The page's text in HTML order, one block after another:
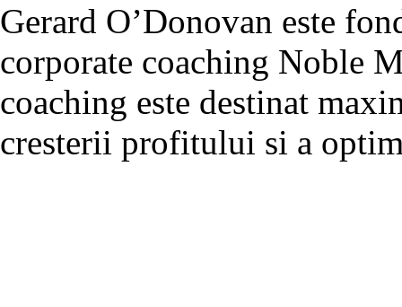
Gerard O’Donovan este
corporate coaching Noble
coaching este destinat
cresterii profitului si a